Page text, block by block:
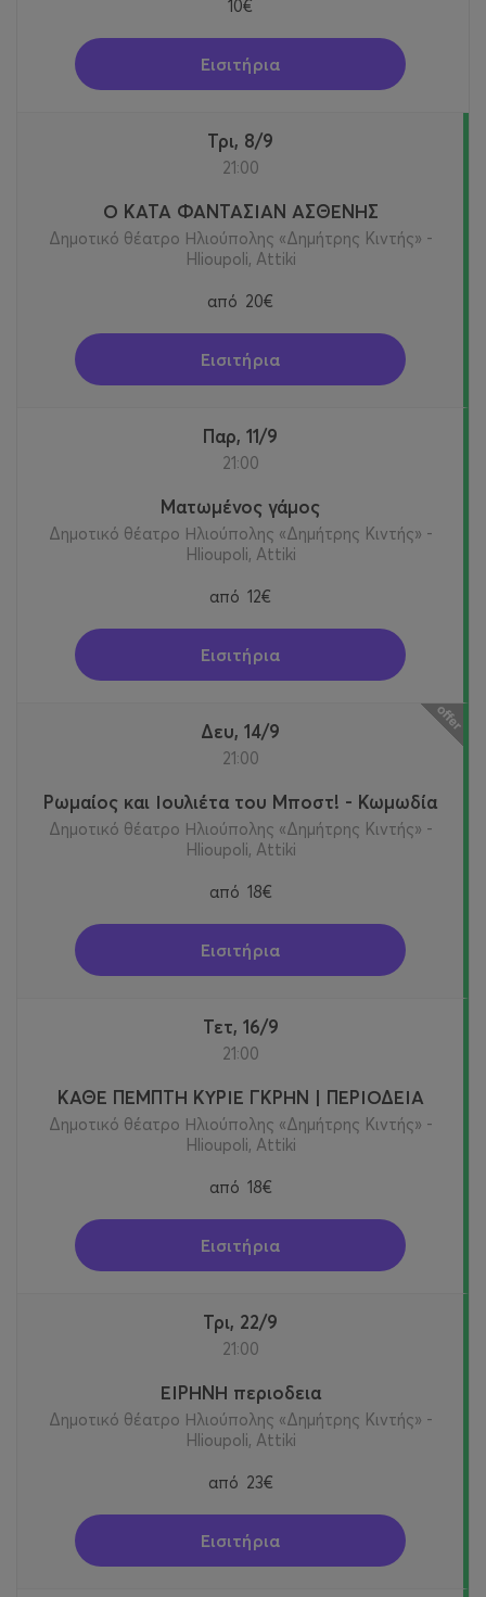
10€
Εισιτήρια
Τρι, 8/9
21:00
Ο ΚΑΤΑ ΦΑΝΤΑΣΙΑΝ ΑΣΘΕΝΗΣ
Δημοτικό θέατρο Ηλιούπολης «Δημήτρης Κιντής» -
Hlioupoli, Attiki
από 20€
Εισιτήρια
Παρ, 11/9
21:00
Ματωμένος γάμος
Δημοτικό θέατρο Ηλιούπολης «Δημήτρης Κιντής» -
Hlioupoli, Attiki
από 12€
Εισιτήρια
Δευ, 14/9
21:00
Ρωμαίος και Ιουλιέτα του Μποστ! - Κωμωδία
Δημοτικό θέατρο Ηλιούπολης «Δημήτρης Κιντής» -
Hlioupoli, Attiki
από 18€
Εισιτήρια
Τετ, 16/9
21:00
ΚΑΘΕ ΠΕΜΠΤΗ ΚΥΡΙΕ ΓΚΡΗΝ | ΠΕΡΙΟΔΕΙΑ
Δημοτικό θέατρο Ηλιούπολης «Δημήτρης Κιντής» -
Hlioupoli, Attiki
από 18€
Εισιτήρια
Τρι, 22/9
21:00
ΕΙΡΗΝΗ περιοδεια
Δημοτικό θέατρο Ηλιούπολης «Δημήτρης Κιντής» -
Hlioupoli, Attiki
από 23€
Εισιτήρια